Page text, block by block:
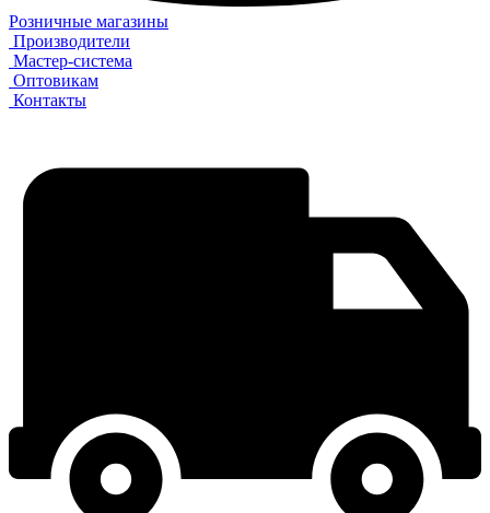
Розничные магазины
Производители
Мастер-система
Оптовикам
Контакты